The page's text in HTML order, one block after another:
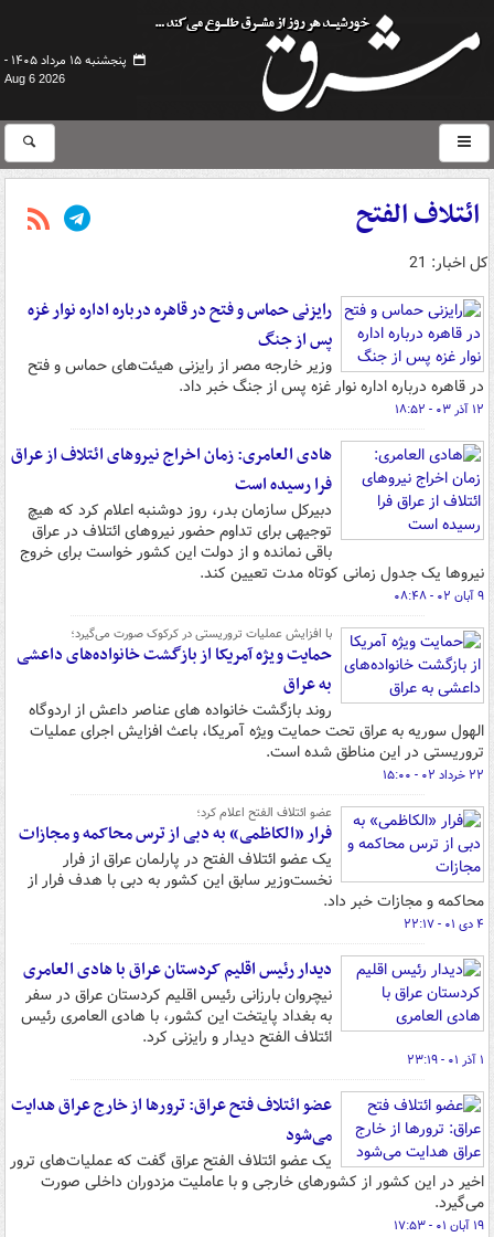
پنجشنبه ۱۵ مرداد ۱۴۰۵ -
Aug 6 2026
ائتلاف الفتح
کل اخبار: 21
رایزنی حماس و فتح در قاهره درباره اداره نوار غزه
پس از جنگ
وزیر خارجه مصر از رایزنی هیئت‌های حماس و فتح
در قاهره درباره اداره نوار غزه پس از جنگ خبر داد.
۱۲ آذر ۰۳ - ۱۸:۵۲
هادی العامری: زمان اخراج نیروهای ائتلاف از عراق
فرا رسیده است
دبیرکل سازمان بدر، روز دوشنبه اعلام کرد که هیچ
توجیهی برای تداوم حضور نیروهای ائتلاف در عراق
باقی نمانده و از دولت این کشور خواست برای خروج
نیروها یک جدول زمانی کوتاه مدت تعیین کند.
۹ آبان ۰۲ - ۰۸:۴۸
با افزایش عملیات تروریستی در کرکوک صورت می‌گیرد؛
حمایت ویژه آمریکا از بازگشت خانواده‌های داعشی
به عراق
روند بازگشت خانواده های عناصر داعش از اردوگاه
الهول سوریه به عراق تحت حمایت ویژه آمریکا، باعث افزایش اجرای عملیات
تروریستی در این مناطق شده است.
۲۲ خرداد ۰۲ - ۱۵:۰۰
عضو ائتلاف الفتح اعلام کرد؛
فرار «الکاظمی» به دبی از ترس محاکمه و مجازات
یک عضو ائتلاف الفتح در پارلمان عراق از فرار
نخست‌وزیر سابق این کشور به دبی با هدف فرار از
محاکمه و مجازات خبر داد.
۴ دی ۰۱ - ۲۲:۱۷
دیدار رئیس اقلیم کردستان عراق با هادی العامری
نیچروان بارزانی رئیس اقلیم کردستان عراق در سفر
به بغداد پایتخت این کشور، با هادی العامری رئیس
ائتلاف الفتح دیدار و رایزنی کرد.
۱ آذر ۰۱ - ۲۳:۱۹
عضو ائتلاف فتح عراق: ترورها از خارج عراق هدایت
می‌شود
یک عضو ائتلاف الفتح عراق گفت که عملیات‌های ترور
اخیر در این کشور از کشورهای خارجی و با عاملیت مزدوران داخلی صورت
می‌گیرد.
۱۹ آبان ۰۱ - ۱۷:۵۳